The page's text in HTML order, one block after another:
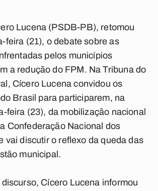
Lucena (PSDB-PB), retomou
feira (21), o debate sobre as
pelos municípios
a redução do FPM. Na Tribuna do
Cícero Lucena convidou os
Brasil para participarem, na
feira (23), da mobilização nacional
Confederação Nacional dos
vai discutir o reflexo da queda das
municipal.
Cícero Lucena informou